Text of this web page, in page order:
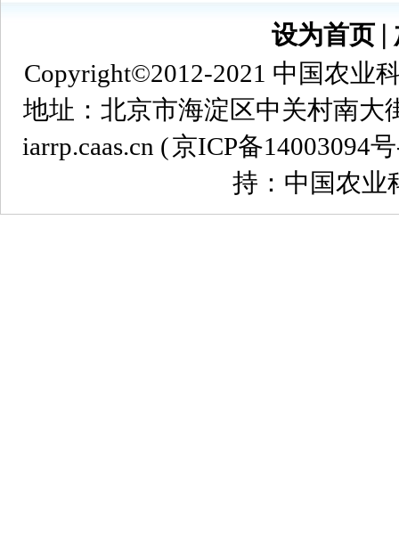
设为首页
Copyright©2012-2021 中国农业
地址：北京市海淀区中关村南大
iarrp.caas.cn (京ICP备14003094
持：中国农